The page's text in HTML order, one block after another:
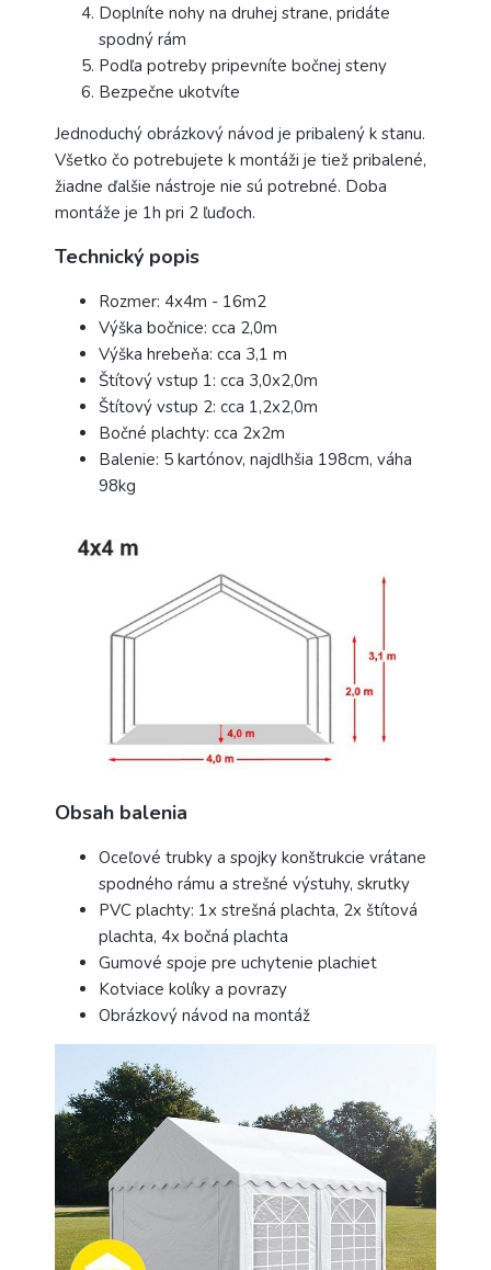
Doplníte nohy na druhej strane, pridáte
spodný rám
Podľa potreby pripevníte bočnej steny
Bezpečne ukotvíte
Jednoduchý obrázkový návod je pribalený k stanu.
Všetko čo potrebujete k montáži je tiež pribalené,
žiadne ďalšie nástroje nie sú potrebné. Doba
montáže je 1h pri 2 ľuďoch.
Technický popis
Rozmer: 4x4m - 16m2
Výška bočnice: cca 2,0m
Výška hrebeňa: cca 3,1 m
Štítový vstup 1: cca 3,0x2,0m
Štítový vstup 2: cca 1,2x2,0m
Bočné plachty: cca 2x2m
Balenie: 5 kartónov, najdlhšia 198cm, váha
98kg
Obsah balenia
Oceľové trubky a spojky konštrukcie vrátane
spodného rámu a strešné výstuhy, skrutky
PVC plachty: 1x strešná plachta, 2x štítová
plachta, 4x bočná plachta
Gumové spoje pre uchytenie plachiet
Kotviace kolíky a povrazy
Obrázkový návod na montáž